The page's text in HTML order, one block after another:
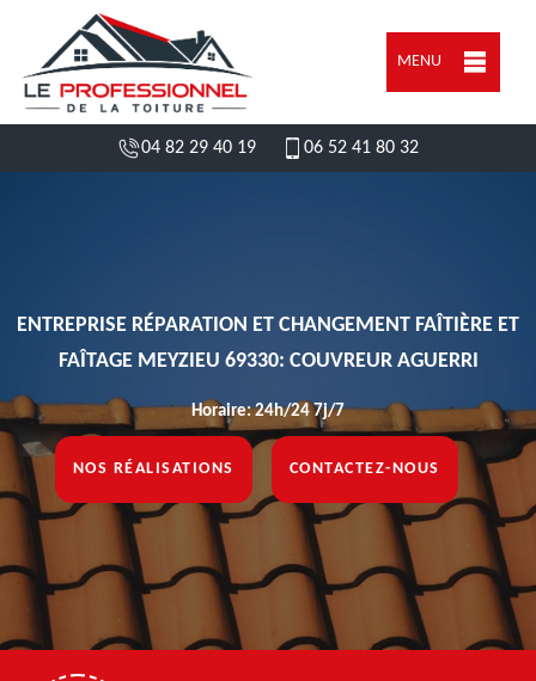
MENU
04 82 29 40 19 06 52 41 80 32
ENTREPRISE RÉPARATION ET CHANGEMENT FAÎTIÈRE ET
FAÎTAGE MEYZIEU 69330: COUVREUR AGUERRI
Horaire: 24h/24 7j/7
NOS RÉALISATIONS CONTACTEZ-NOUS